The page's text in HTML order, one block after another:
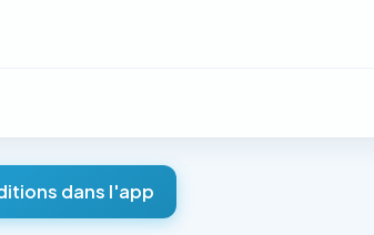
dans l'app